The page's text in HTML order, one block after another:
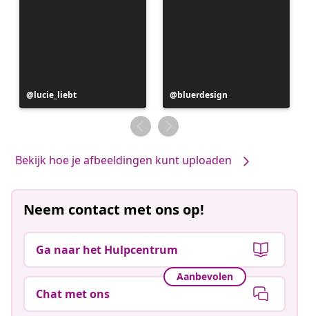
Bericht
gepubliceerd
lucie_liebt
Bericht
gepubliceerd
door
bluerdesign
Bekijk hoe je afbeeldingen kunt uploaden
Neem contact met ons op!
Ga naar het Hulpcentrum
Aanbevolen
Chat met ons